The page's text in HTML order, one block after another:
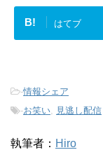
B! はてブ
-情報シェア
-お笑い, 見逃し配信
執筆者： Hiro